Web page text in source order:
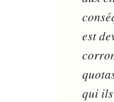
est
qui